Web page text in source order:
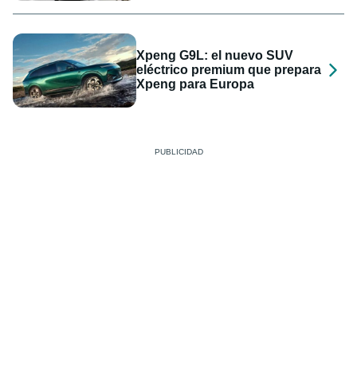
Xpeng G9L: el nuevo SUV
eléctrico premium que prepara
Xpeng para Europa